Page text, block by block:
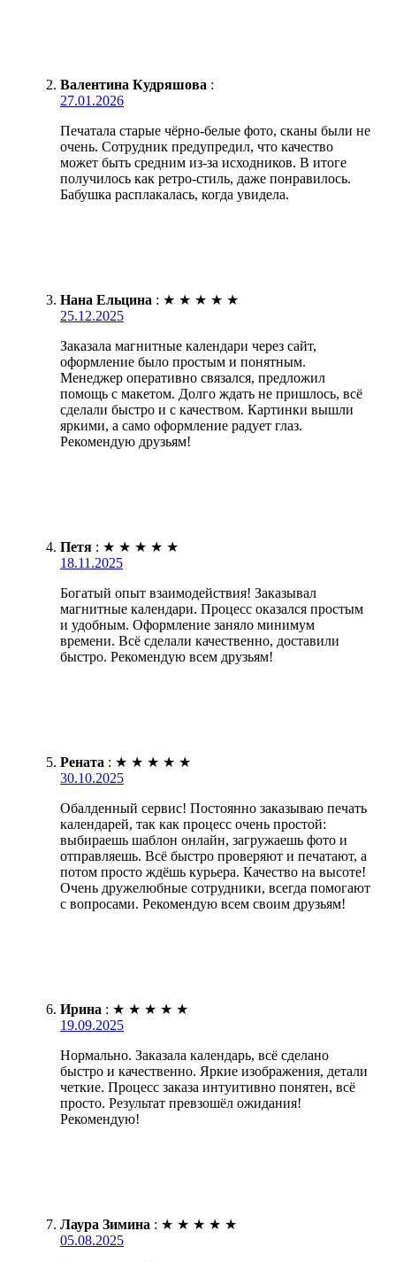
Валентина Кудряшова :
27.01.2026
Печатала старые чёрно-белые фото, сканы были не
очень. Сотрудник предупредил, что качество
может быть средним из-за исходников. В итоге
получилось как ретро-стиль, даже понравилось.
Бабушка расплакалась, когда увидела.
Нана Ельцина : ★ ★ ★ ★ ★
25.12.2025
Заказала магнитные календари через сайт,
оформление было простым и понятным.
Менеджер оперативно связался, предложил
помощь с макетом. Долго ждать не пришлось, всё
сделали быстро и с качеством. Картинки вышли
яркими, а само оформление радует глаз.
Рекомендую друзьям!
Петя : ★ ★ ★ ★ ★
18.11.2025
Богатый опыт взаимодействия! Заказывал
магнитные календари. Процесс оказался простым
и удобным. Оформление заняло минимум
времени. Всё сделали качественно, доставили
быстро. Рекомендую всем друзьям!
Рената : ★ ★ ★ ★ ★
30.10.2025
Обалденный сервис! Постоянно заказываю печать
календарей, так как процесс очень простой:
выбираешь шаблон онлайн, загружаешь фото и
отправляешь. Всё быстро проверяют и печатают, а
потом просто ждёшь курьера. Качество на высоте!
Очень дружелюбные сотрудники, всегда помогают
с вопросами. Рекомендую всем своим друзьям!
Ирина : ★ ★ ★ ★ ★
19.09.2025
Нормально. Заказала календарь, всё сделано
быстро и качественно. Яркие изображения, детали
четкие. Процесс заказа интуитивно понятен, всё
просто. Результат превзошёл ожидания!
Рекомендую!
Лаура Зимина : ★ ★ ★ ★ ★
05.08.2025